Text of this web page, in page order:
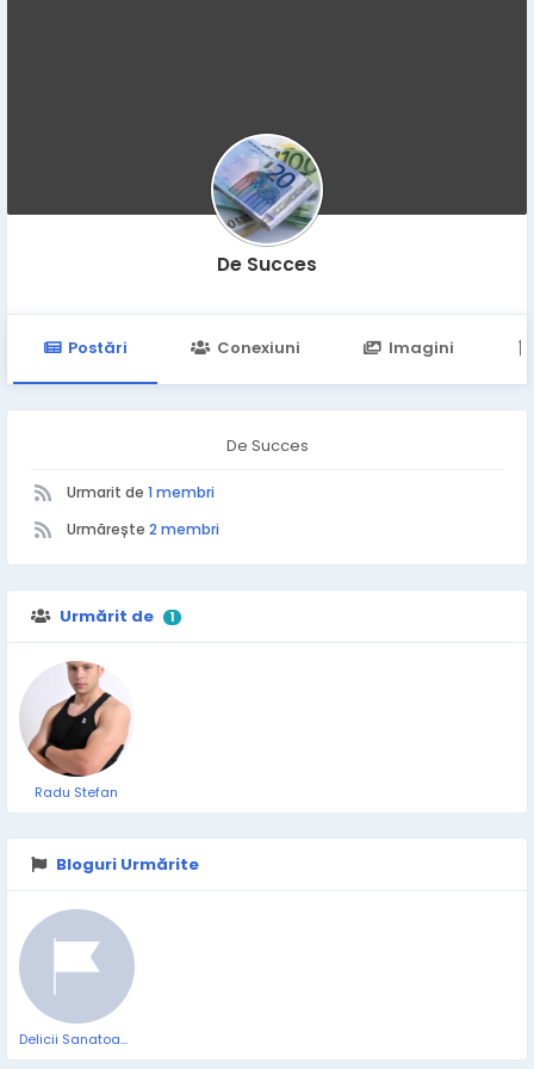
De Succes
Postări Conexiuni Imagini
De Succes
Urmarit de 1 membri
Urmărește 2 membri
Urmărit de 1
Radu Stefan
Bloguri Urmărite
Delicii Sanatoase